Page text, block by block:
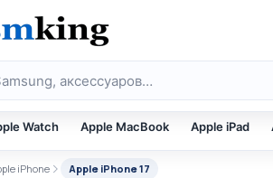
Watch Apple MacBook Apple iPad
iPhone Apple iPhone 17